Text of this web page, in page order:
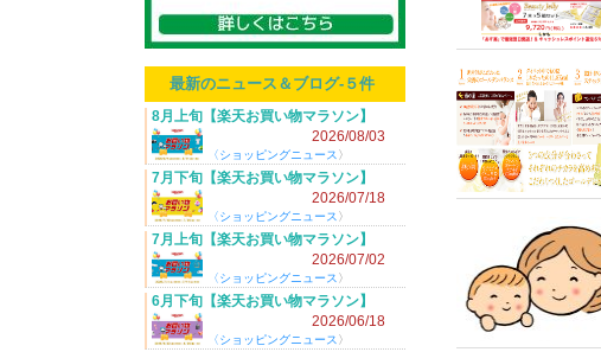
最新のニュース＆ブログ-５件
8月上旬【楽天お買い物マラソン】
2026/8/4(火) 20:00～！
2026/08/03
〈ショッピングニュース 〉
7月下旬【楽天お買い物マラソン】
2026/7/19(日) 20:00～！ 2026/07/18
〈ショッピングニュース 〉
7月上旬【楽天お買い物マラソン】
2026/7/4(土) 20:00～！
2026/07/02
〈ショッピングニュース 〉
6月下旬【楽天お買い物マラソン】
2026/6/20(土) 20:00～！ 2026/06/18
〈ショッピングニュース 〉